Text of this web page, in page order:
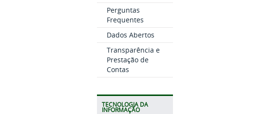
Perguntas
Frequentes
Dados Abertos
Transparência e
Prestação de
Contas
TECNOLOGIA DA
INFORMAÇÃO